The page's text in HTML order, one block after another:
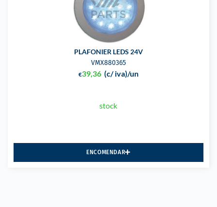
PLAFONIER LEDS 24V
VMX880365
€39,36 (c/ iva)/un
stock
ENCOMENDAR